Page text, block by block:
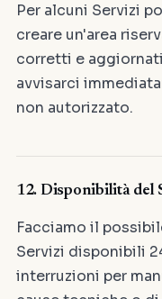
Per alcuni Servizi
creare un'area
corretti e
avvisarci
non autorizzato.
12. Disponibilità del
Facciamo il
Servizi disponibili
interruzioni per